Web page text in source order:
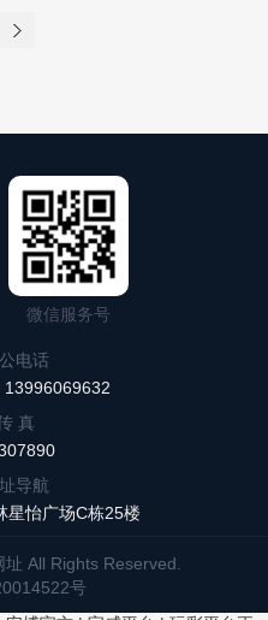
电话
真
导航
星怡广场C栋25楼
微信服务号
All Rights Reserved.
号